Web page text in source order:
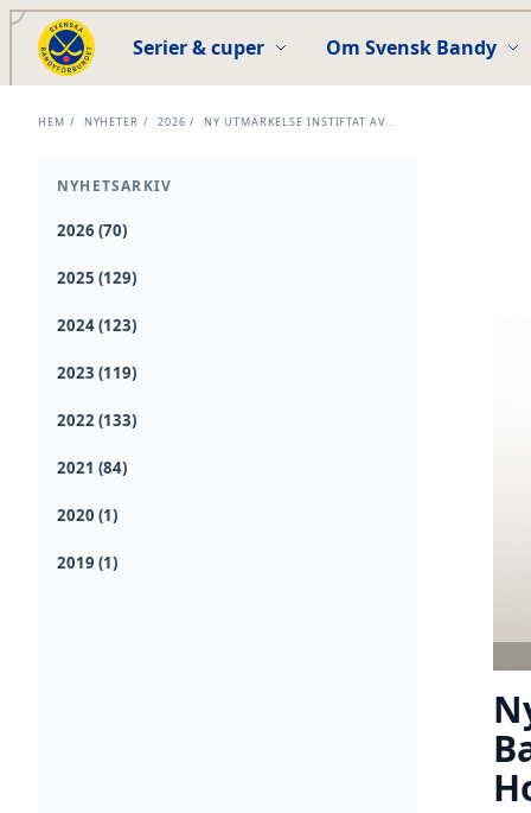
Serier & cuper Om Svensk Bandy
HEM / NYHETER / 2026 / NY UTMÄRKELSE INSTIFTAT AV...
NYHETSARKIV
2026 (70)
2025 (129)
2024 (123)
2023 (119)
2022 (133)
2021 (84)
2020 (1)
2019 (1)